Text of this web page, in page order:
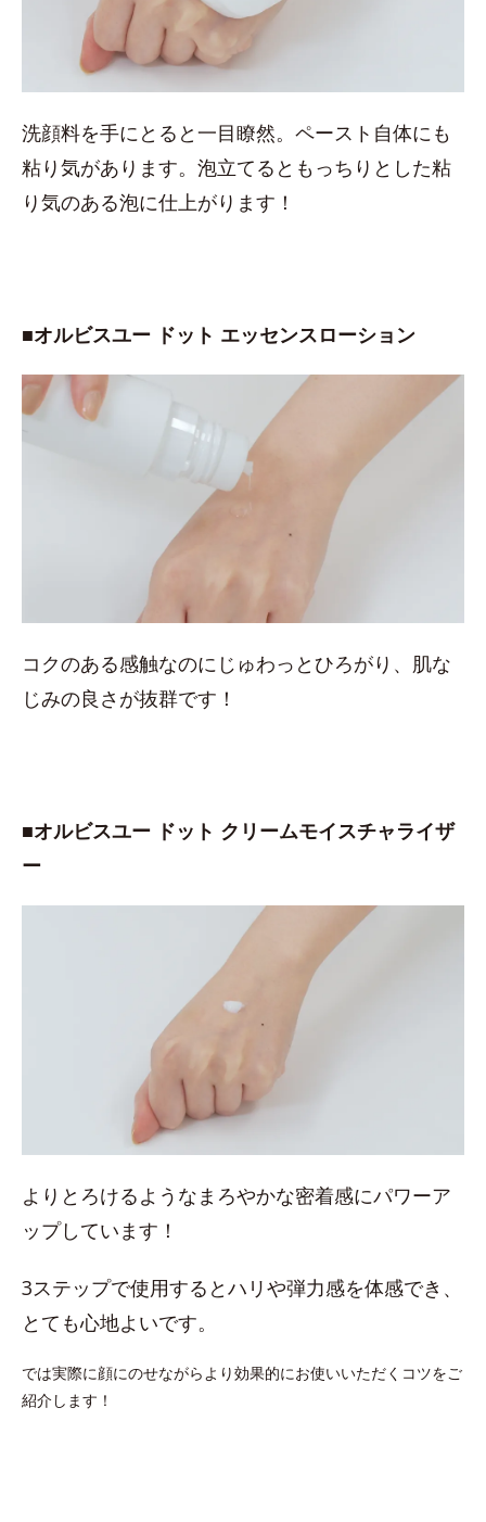
洗顔料を手にとると一目瞭然。ペースト自体にも
粘り気があります。泡立てるともっちりとした粘
り気のある泡に仕上がります！
■オルビスユー ドット エッセンスローション
コクのある感触なのにじゅわっとひろがり、肌な
じみの良さが抜群です！
■オルビスユー ドット クリームモイスチャライザ
ー
よりとろけるようなまろやかな密着感にパワーア
ップしています！
3ステップで使用するとハリや弾力感を体感でき、
とても心地よいです。
では実際に顔にのせながらより効果的にお使いいただくコツをご
紹介します！